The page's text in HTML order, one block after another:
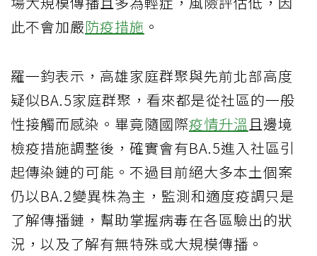
此不會加嚴防疫措施 。
羅一鈞表示，高雄家庭群聚與先前北部高度
疑似BA.5家庭群聚，看來都是從社區的一般
性接觸而感染。畢竟隨國際疫情升溫且邊境
檢疫措施調整後，確實會有BA.5進入社區引
起傳染鏈的可能。不過目前絕大多本土個案
仍以BA.2變異株為主，監測和適度疫調只是
了解傳播鏈，幫助掌握病毒在各區驗出的狀
況，以及了解有無特殊或大規模傳播。